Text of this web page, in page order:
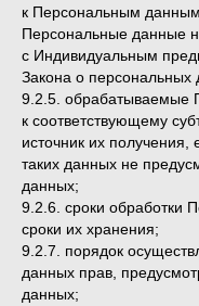
к Персональным
Персональные данные
с Индивидуальным
Закона о персональных
9.2.5. обрабатываемые
к соответствующему
источник их получения,
таких данных не
данных;
9.2.6. сроки обработки
сроки их хранения;
9.2.7. порядок
данных прав,
данных;